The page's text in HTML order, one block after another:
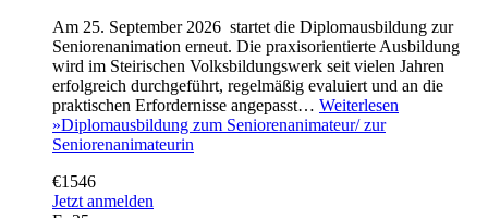
Am 25. September 2026 startet die Diplomausbildung zur
Seniorenanimation erneut. Die praxisorientierte Ausbildung
wird im Steirischen Volksbildungswerk seit vielen Jahren
erfolgreich durchgeführt, regelmäßig evaluiert und an die
praktischen Erfordernisse angepasst… Weiterlesen
»Diplomausbildung zum Seniorenanimateur/ zur
Seniorenanimateurin
€1546
Jetzt anmelden